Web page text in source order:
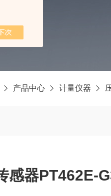
产品中心 计量仪器
感器PT462E-